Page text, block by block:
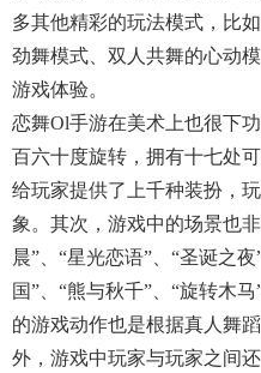
多其他精彩的玩法模式，比
劲舞模式、双人共舞的心动
游戏体验。
恋舞ol手游在美术上也很下
百六十度旋转，拥有十七处
给玩家提供了上千种装扮，
象。其次，游戏中的场景也
晨”、“星光恋语”、“圣诞之
国”、“熊与秋千”、“旋转木
的游戏动作也是根据真人舞
外，游戏中玩家与玩家之间